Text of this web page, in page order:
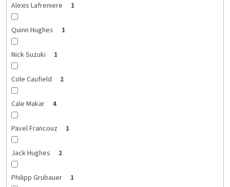
Alexis Lafreniere 1
Quinn Hughes 1
Nick Suzuki 1
Cole Caufield 2
Cale Makar 4
Pavel Francouz 1
Jack Hughes 2
Philipp Grubauer 1